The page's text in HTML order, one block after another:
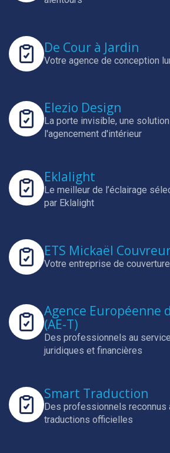
De Cour à Jardin
Votre agence de conception
Elezio Design
La porte invisible, une
l'agencement d'intérieur
Eklalight
Le meilleur de l’éclairage
par Eklalight
ETS Mickaël
Votre entreprise de
Agence Européenne
(AE-T)
Des professionnels au
juridiques et financières
Smart Traduction
Des professionnels reconnus
traductions officielles